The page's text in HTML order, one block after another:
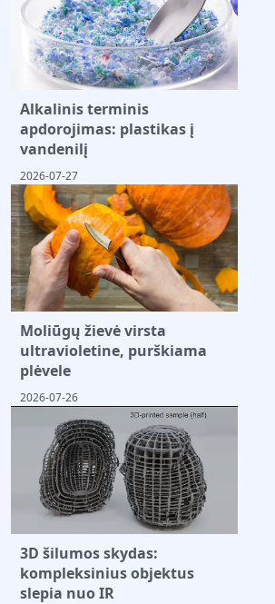
Alkalinis terminis
apdorojimas: plastikas į
vandenilį
2026-07-27
Moliūgų žievė virsta
ultravioletine, purškiama
plėvele
2026-07-26
3D šilumos skydas:
kompleksinius objektus
slepia nuo IR